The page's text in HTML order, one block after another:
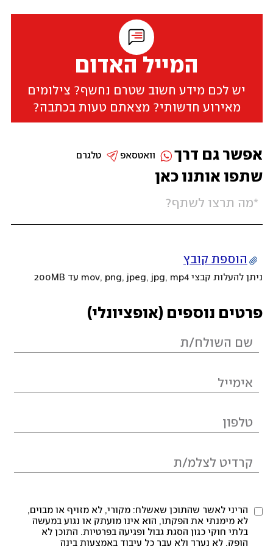
המייל האדום
יש לכם מידע חשוב שטרם נחשף? צילומים
מאירוע חדשותי? מצאתם טעות בכתבה?
שתפו אותנו כאן
הוספת קובץ
ניתן להעלות קבצי mov, png, jpeg, jpg, mp4 עד 200MB
פרטים נוספים (אופציונלי)
הריני לאשר שהתוכן שאשלח: מקורי, לא מזויף או מבוים,
לא מימנתי את הפקתו, הוא אינו מועתק או נגוע במעשה
בלתי חוקי כגון הסגת גבול ופגיעה בפרטיות. התוכן לא
הופק, לא נערך ולא עבר כל עיבוד באמצעות בינה
אפשר גם דרך טלגרם וואטסאפ